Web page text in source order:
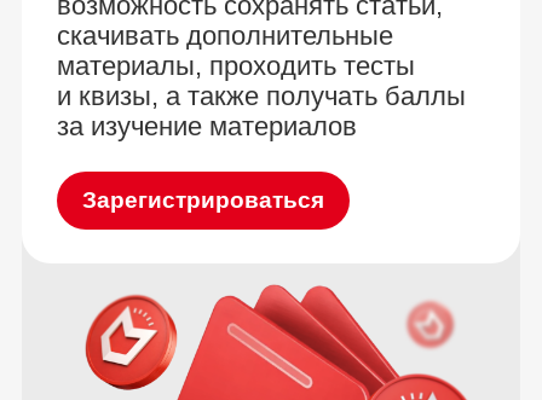
возможность сохранять статьи,
скачивать дополнительные
материалы, проходить тесты
и квизы, а также получать баллы
за изучение материалов
Зарегистрироваться